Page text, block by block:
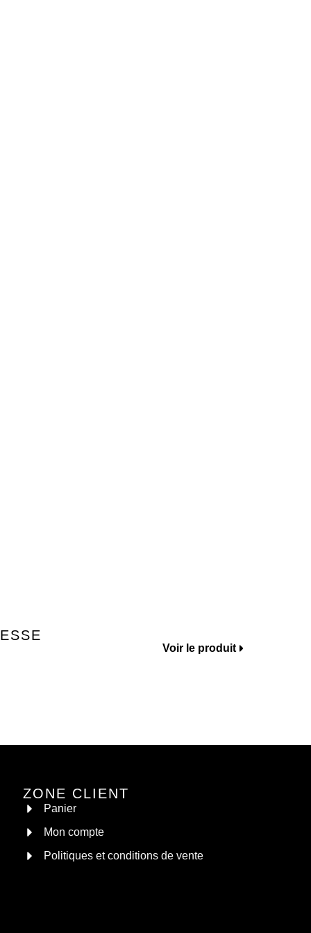
Voir le produit
ZONE CLIENT
Panier
Mon compte
Politiques et conditions de vente